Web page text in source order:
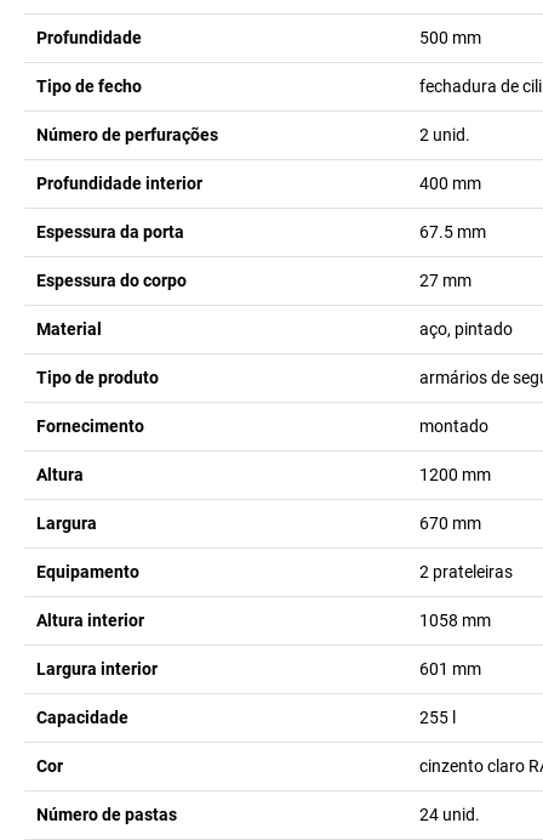
Profundidade 500 mm
Tipo de fecho fechadura de
Número de perfurações 2 unid.
Profundidade interior 400 mm
Espessura da porta 67.5 mm
Espessura do corpo 27 mm
Material aço, pintado
Tipo de produto armários de
Fornecimento montado
Altura 1200 mm
Largura 670 mm
Equipamento 2 prateleiras
Altura interior 1058 mm
Largura interior 601 mm
Capacidade 255
Cor cinzento claro
Número de pastas 24 unid.